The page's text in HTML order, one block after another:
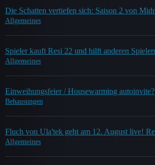
Die Schatten vertiefen sich: Saison 2 von
Allgemeines
Spieler kauft Resi 22 und hilft anderen
Allgemeines
Einweihungsfeier / Housewarming autoinvite?
Behausungen
Fluch von Ula'tek geht am 12. August live!
Allgemeines